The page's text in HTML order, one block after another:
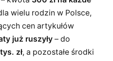
wielu rodzin w Polsce,
cen artykułów
już ruszyły – do
zł, a pozostałe środki